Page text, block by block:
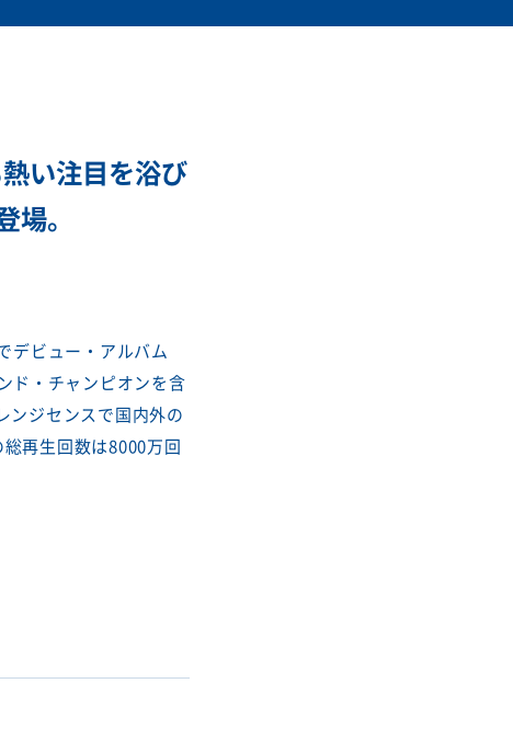
い注目を浴び
。
デビュー・アルバム
ド・チャンピオンを含
ンジセンスで国内外の
再生回数は8000万回